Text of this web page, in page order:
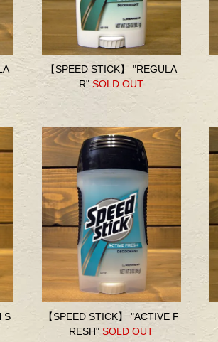
【SPEED STICK】 "REGULA
R" SOLD OUT
S
【SPEED STICK】 "ACTIVE F
RESH" SOLD OUT